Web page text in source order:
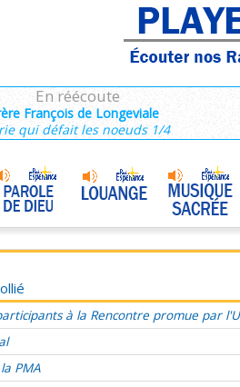
En réécoute
François de Longeviale
qui défait les noeuds 1/4
le temps
moi
du TO, 17 novembre 2024
à la Rencontre promue par
PMA